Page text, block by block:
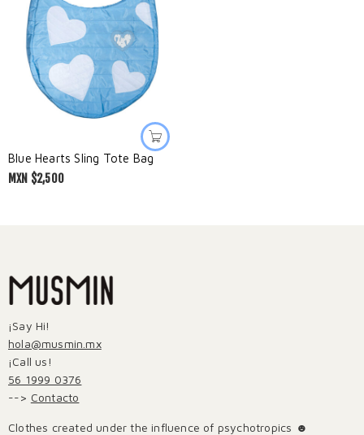
Blue Hearts Sling Tote Bag
MXN $2,500
¡Say Hi!
hola@musmin.mx
¡Call us!
56 1999 0376
--> Contacto
Clothes created under the influence of psychotropics ☻